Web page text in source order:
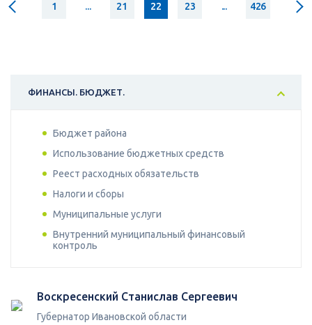
1 ... 21 22 23 ... 426
ФИНАНСЫ. БЮДЖЕТ.
Бюджет района
Использование бюджетных средств
Реест расходных обязательств
Налоги и сборы
Муниципальные услуги
Внутренний муниципальный финансовый
контроль
Воскресенский Станислав Сергеевич
Губернатор Ивановской области